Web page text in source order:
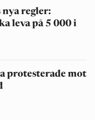
nya regler:
leva på 5 000 i
protesterade mot